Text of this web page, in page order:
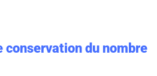
conservation du nombre